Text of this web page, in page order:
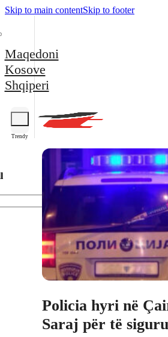
Skip to main contentSkip to footer
Maqedoni
Kosove
Shqiperi
Trendy
Policia hyri në
Saraj për të